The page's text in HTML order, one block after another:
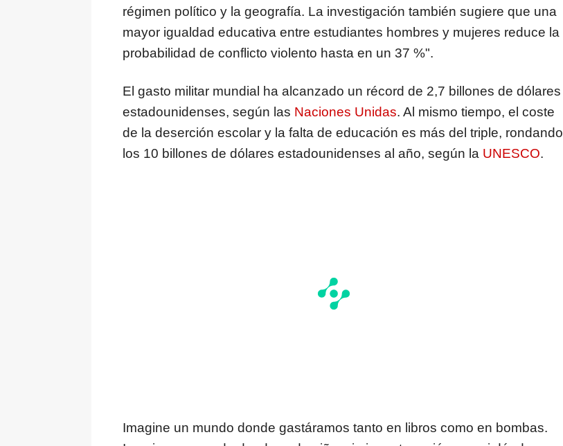
régimen político y la geografía. La investigación también sugiere que una
mayor igualdad educativa entre estudiantes hombres y mujeres reduce la
probabilidad de conflicto violento hasta en un 37 %".
El gasto militar mundial ha alcanzado un récord de 2,7 billones de dólares
estadounidenses, según las Naciones Unidas. Al mismo tiempo, el coste
de la deserción escolar y la falta de educación es más del triple, rondando
los 10 billones de dólares estadounidenses al año, según la UNESCO.
Imagine un mundo donde gastáramos tanto en libros como en bombas.